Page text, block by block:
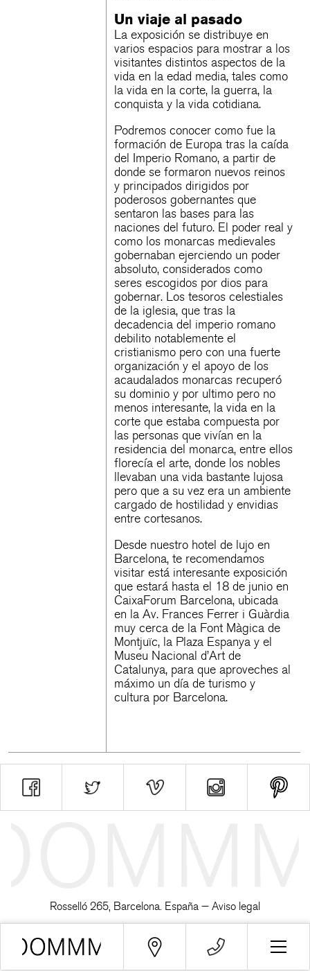
Un viaje al pasado
La exposición se distribuye en
varios espacios para mostrar a los
visitantes distintos aspectos de la
vida en la edad media, tales como
la vida en la corte, la guerra, la
conquista y la vida cotidiana.
Podremos conocer como fue la
formación de Europa tras la caída
del Imperio Romano, a partir de
donde se formaron nuevos reinos
y principados dirigidos por
poderosos gobernantes que
sentaron las bases para las
naciones del futuro. El poder real y
como los monarcas medievales
gobernaban ejerciendo un poder
absoluto, considerados como
seres escogidos por dios para
gobernar. Los tesoros celestiales
de la iglesia, que tras la
decadencia del imperio romano
debilito notablemente el
cristianismo pero con una fuerte
organización y el apoyo de los
acaudalados monarcas recuperó
su dominio y por ultimo pero no
menos interesante, la vida en la
corte que estaba compuesta por
las personas que vivían en la
residencia del monarca, entre ellos
florecía el arte, donde los nobles
llevaban una vida bastante lujosa
pero que a su vez era un ambiente
cargado de hostilidad y envidias
entre cortesanos.
Desde nuestro hotel de lujo en
Barcelona, te recomendamos
visitar está interesante exposición
que estará hasta el 18 de junio en
CaixaForum Barcelona, ubicada
en la Av. Frances Ferrer i Guàrdia
muy cerca de la Font Màgica de
Montjuïc, la Plaza Espanya y el
Museu Nacional d’Art de
Catalunya, para que aproveches al
máximo un día de turismo y
cultura por Barcelona.
Rosselló 265, Barcelona. España — Aviso legal